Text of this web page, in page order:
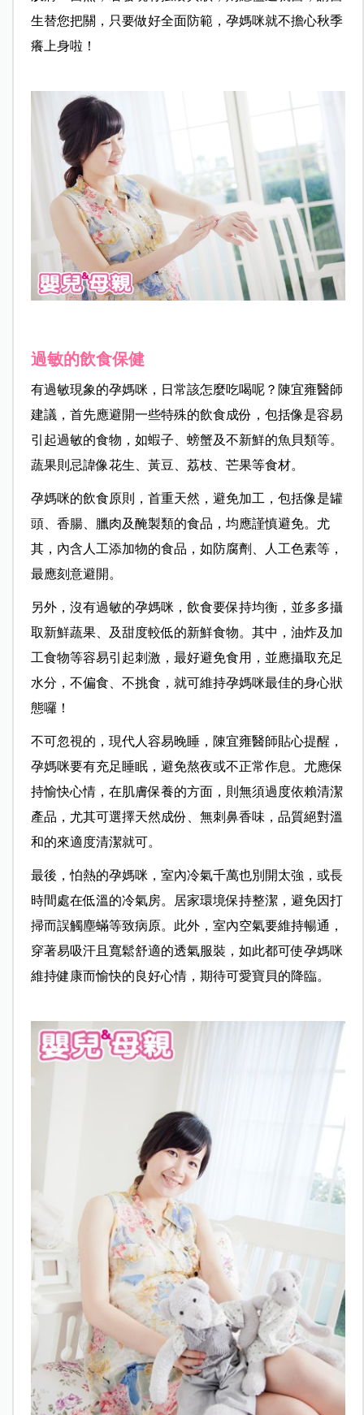
生替您把關，只要做好全面防範，孕媽咪就不擔心秋季
癢上身啦！
過敏的飲食保健
有過敏現象的孕媽咪，日常該怎麼吃喝呢？陳宜雍醫師
建議，首先應避開一些特殊的飲食成份，包括像是容易
引起過敏的食物，如蝦子、螃蟹及不新鮮的魚貝類等。
蔬果則忌諱像花生、黃豆、荔枝、芒果等食材。
孕媽咪的飲食原則，首重天然，避免加工，包括像是罐
頭、香腸、臘肉及醃製類的食品，均應謹慎避免。尤
其，內含人工添加物的食品，如防腐劑、人工色素等，
最應刻意避開。
另外，沒有過敏的孕媽咪，飲食要保持均衡，並多多攝
取新鮮蔬果、及甜度較低的新鮮食物。其中，油炸及加
工食物等容易引起刺激，最好避免食用，並應攝取充足
水分，不偏食、不挑食，就可維持孕媽咪最佳的身心狀
態囉！
不可忽視的，現代人容易晚睡，陳宜雍醫師貼心提醒，
孕媽咪要有充足睡眠，避免熬夜或不正常作息。尤應保
持愉快心情，在肌膚保養的方面，則無須過度依賴清潔
產品，尤其可選擇天然成份、無刺鼻香味，品質絕對溫
和的來適度清潔就可。
最後，怕熱的孕媽咪，室內冷氣千萬也別開太強，或長
時間處在低溫的冷氣房。居家環境保持整潔，避免因打
掃而誤觸塵蟎等致病原。此外，室內空氣要維持暢通，
穿著易吸汗且寬鬆舒適的透氣服裝，如此都可使孕媽咪
維持健康而愉快的良好心情，期待可愛寶貝的降臨。